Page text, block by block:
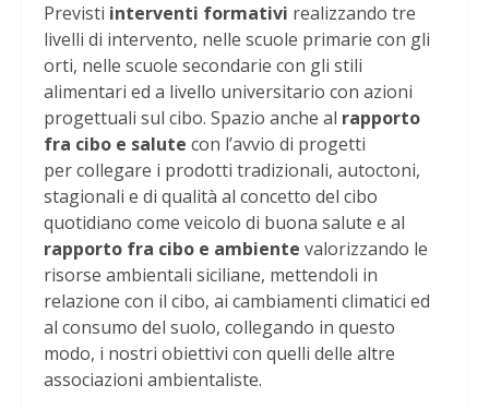
Previsti interventi formativi realizzando tre
livelli di intervento, nelle scuole primarie con gli
orti, nelle scuole secondarie con gli stili
alimentari ed a livello universitario con azioni
progettuali sul cibo. Spazio anche al rapporto
fra cibo e salute con l’avvio di progetti
per collegare i prodotti tradizionali, autoctoni,
stagionali e di qualità al concetto del cibo
quotidiano come veicolo di buona salute e al
rapporto fra cibo e ambiente valorizzando le
risorse ambientali siciliane, mettendoli in
relazione con il cibo, ai cambiamenti climatici ed
al consumo del suolo, collegando in questo
modo, i nostri obiettivi con quelli delle altre
associazioni ambientaliste.